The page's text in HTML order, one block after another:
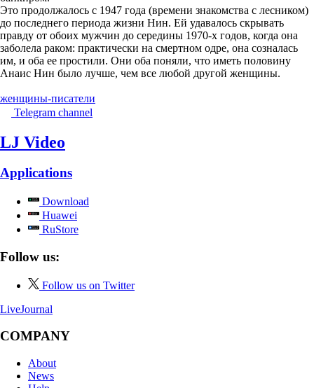
Это продолжалось с 1947 года (времени знакомства с лесником)
до последнего периода жизни Нин. Ей удавалось скрывать
правду от обоих мужчин до середины 1970-х годов, когда она
заболела раком: практически на смертном одре, она созналась
им, и оба ее простили. Они оба поняли, что иметь половину
Анаис Нин было лучше, чем все любой другой женщины.
женщины-писатели
Telegram channel
LJ Video
Applications
Download
Huawei
RuStore
Follow us:
Follow us on Twitter
LiveJournal
COMPANY
About
News